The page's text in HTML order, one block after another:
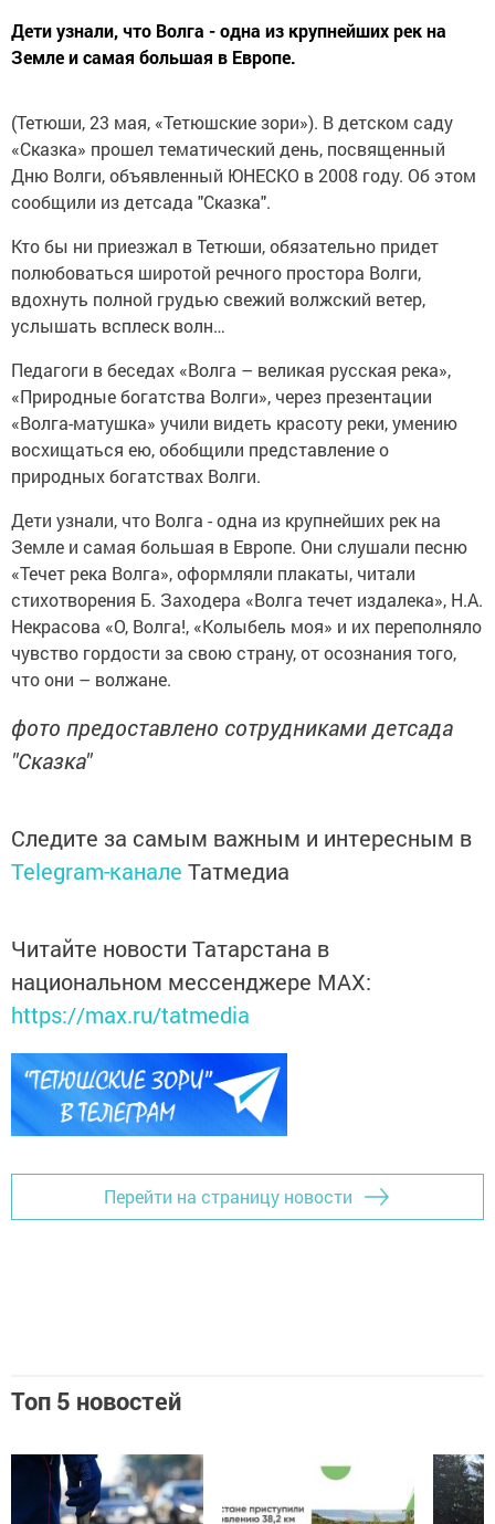
Дети узнали, что Волга - одна из крупнейших рек на
Земле и самая большая в Европе.
(Тетюши, 23 мая, «Тетюшские зори»). В детском саду
«Сказка» прошел тематический день, посвященный
Дню Волги, объявленный ЮНЕСКО в 2008 году. Об этом
сообщили из детсада "Сказка".
Кто бы ни приезжал в Тетюши, обязательно придет
полюбоваться широтой речного простора Волги,
вдохнуть полной грудью свежий волжский ветер,
услышать всплеск волн…
Педагоги в беседах «Волга – великая русская река»,
«Природные богатства Волги», через презентации
«Волга-матушка» учили видеть красоту реки, умению
восхищаться ею, обобщили представление о
природных богатствах Волги.
Дети узнали, что Волга - одна из крупнейших рек на
Земле и самая большая в Европе. Они слушали песню
«Течет река Волга», оформляли плакаты, читали
стихотворения Б. Заходера «Волга течет издалека», Н.А.
Некрасова «О, Волга!, «Колыбель моя» и их переполняло
чувство гордости за свою страну, от осознания того,
что они – волжане.
фото предоставлено сотрудниками детсада
"Сказка"
Следите за самым важным и интересным в
Telegram-канале Татмедиа
Читайте новости Татарстана в
национальном мессенджере MАХ:
https://max.ru/tatmedia
Перейти на страницу новости
Топ 5 новостей